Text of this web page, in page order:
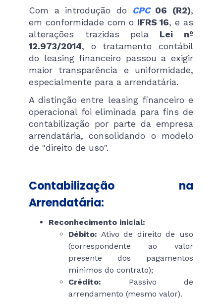
Com a introdução do CPC06 (R2),
em conformidade com o IFRS 16, e as
alterações trazidas pela Lei nº
12.973/2014, o tratamento contábil
do leasing financeiro passou a exigir
maior transparência e uniformidade,
especialmente para a arrendatária.
A distinção entre leasing financeiro e
operacional foi eliminada para fins de
contabilização por parte da empresa
arrendatária, consolidando o modelo
de "direito de uso".
Contabilização na
Arrendatária:
Reconhecimento inicial:
Débito: Ativo de direito de uso
(correspondente ao valor
presente dos pagamentos
mínimos do contrato);
Crédito: Passivo de
arrendamento (mesmo valor).